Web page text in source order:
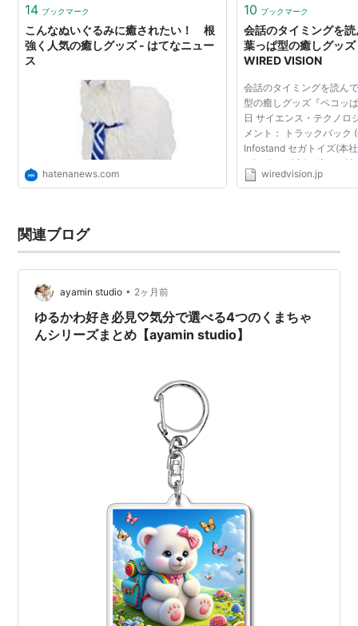
14 ブックマーク
こんなぬいぐるみに癒されたい！ 根
強く人気の癒しグッズ - はてなニュー
ス
hatenanews.com
10 ブックマーク
会話のタイミングを
葉っぱ型の癒しグッ
WIRED VISION
会話のタイミングを読ん
型の癒しグッズ『ペコッ
日 サイエンス・テクノロ
メント： トラックバッ
Infostand セガトイズ(本
6月6日、“会話の流れを
なずく”葉っぱ型玩具『
wiredvision.jp
関連ブログ
ayamin studio • 2ヶ月前
ゆるかわ好き必見♡気分で選べる4つのくまちゃ
んシリーズまとめ【ayamin studio】